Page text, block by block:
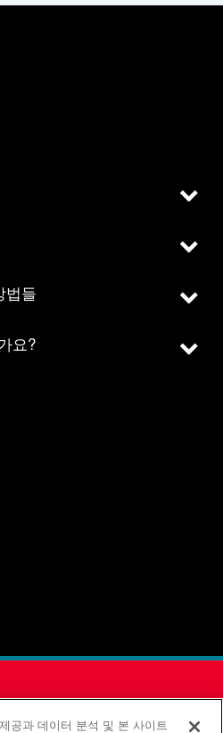
법들
요?
공과 데이터 분석 및 본 사이트